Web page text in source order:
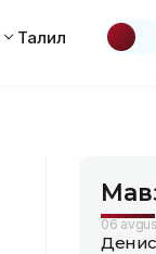
Таҳлил
06